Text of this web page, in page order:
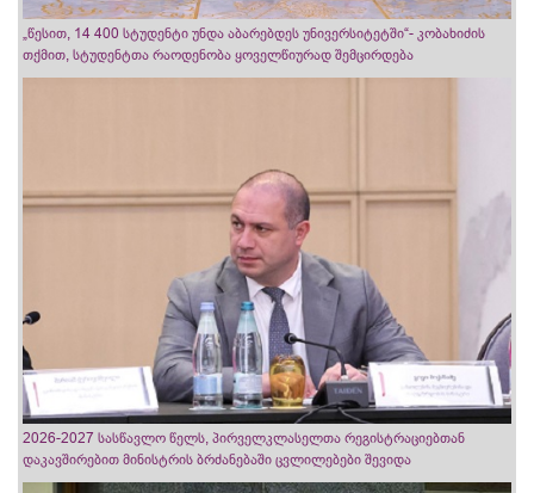
„წესით, 14 400 სტუდენტი უნდა აბარებდეს უნივერსიტეტში“- კობახიძის
თქმით, სტუდენტთა რაოდენობა ყოველწიურად შემცირდება
2026-2027 სასწავლო წელს, პირველკლასელთა რეგისტრაციებთან
დაკავშირებით მინისტრის ბრძანებაში ცვლილებები შევიდა